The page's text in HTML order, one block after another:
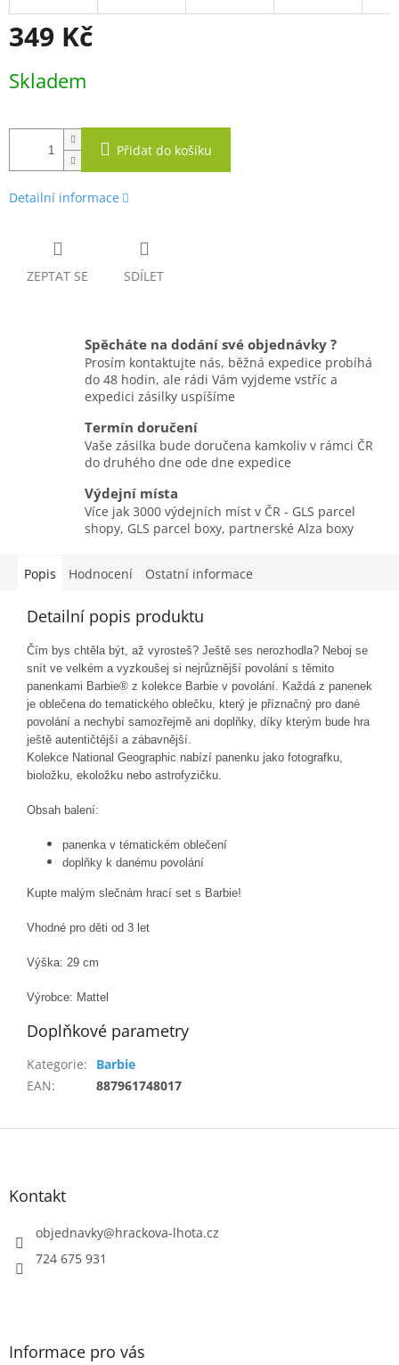
349 Kč
cena:
Skladem
Přidat do košíku
Detailní informace
ZEPTAT SE SDÍLET
Spěcháte na dodání své objednávky ?
Prosím kontaktujte nás, běžná expedice probíhá
do 48 hodin, ale rádi Vám vyjdeme vstříc a
expedici zásilky uspíšíme
Termín doručení
Vaše zásilka bude doručena kamkoliv v rámci ČR
do druhého dne ode dne expedice
Výdejní místa
Více jak 3000 výdejních míst v ČR - GLS parcel
shopy, GLS parcel boxy, partnerské Alza boxy
Popis Hodnocení Ostatní informace
Detailní popis produktu
Čím bys chtěla být, až vyrosteš? Ještě ses nerozhodla? Neboj se
snít ve velkém a vyzkoušej si nejrůznější povolání s těmito
panenkami Barbie® z kolekce Barbie v povolání. Každá z panenek
je oblečena do tematického oblečku, který je příznačný pro dané
povolání a nechybí samozřejmě ani doplňky, díky kterým bude hra
ještě autentičtější a zábavnější.
Kolekce National Geographic nabízí panenku jako fotografku,
bioložku, ekoložku nebo astrofyzičku.
Obsah balení:
panenka v tématickém oblečení
doplňky k danému povolání
Kupte malým slečnám hrací set s Barbie!
Vhodné pro děti od 3 let
Výška: 29 cm
Výrobce: Mattel
Doplňkové parametry
Kategorie:
Barbie
EAN: 887961748017
Z
Kontakt
objednavky@hrackova-lhota.cz
724 675 931
Informace pro vás